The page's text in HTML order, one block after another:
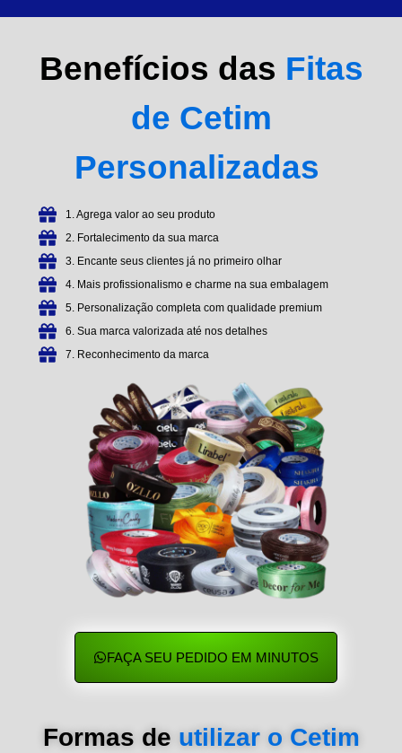
Benefícios das Fitas
de Cetim
Personalizadas
1. Agrega valor ao seu produto
2. Fortalecimento da sua marca
3. Encante seus clientes já no primeiro olhar
4. Mais profissionalismo e charme na sua embalagem
5. Personalização completa com qualidade premium
6. Sua marca valorizada até nos detalhes
7. Reconhecimento da marca
FAÇA SEU PEDIDO EM MINUTOS
Formas de utilizar o Cetim